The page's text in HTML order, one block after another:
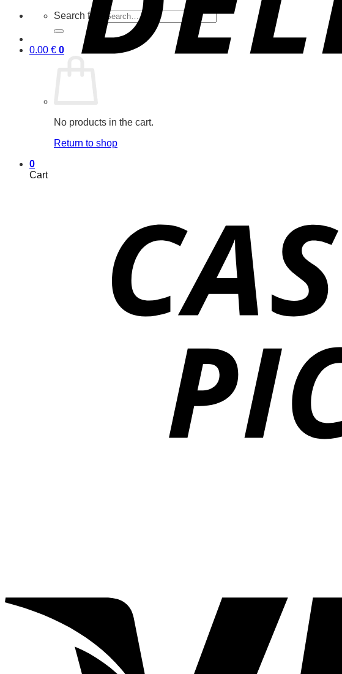
Search for:
0.00 € 0
No products in the cart.
Return to shop
0
Cart